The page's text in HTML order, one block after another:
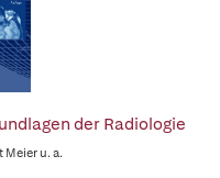
der Radiologie
u. a.